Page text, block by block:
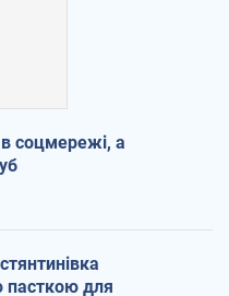
в соцмережі, а
пасткою для